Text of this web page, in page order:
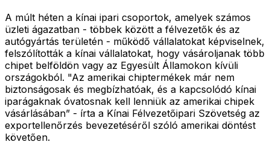
A múlt héten a kínai ipari csoportok, amelyek számos
üzleti ágazatban - többek között a félvezetők és az
autógyártás területén - működő vállalatokat képviselnek,
felszólították a kínai vállalatokat, hogy vásároljanak több
chipet belföldön vagy az Egyesült Államokon kívüli
országokból. "Az amerikai chiptermékek már nem
biztonságosak és megbízhatóak, és a kapcsolódó kínai
iparágaknak óvatosnak kell lenniük az amerikai chipek
vásárlásában” - írta a Kínai Félvezetőipari Szövetség az
exportellenőrzés bevezetéséről szóló amerikai döntést
követően.